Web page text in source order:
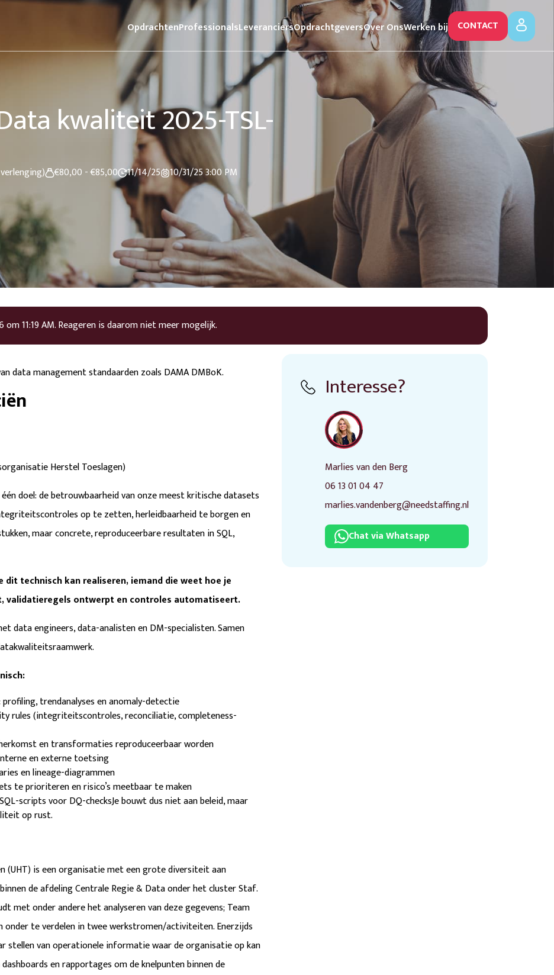
OpdrachtenProfessionalsLeveranciersOpdrachtgeversOver OnsWerken bij CONTACT
kwaliteit 2025-TSL-
€80,00 - €85,00 11/14/25 10/31/253:00 PM
om11:19 AM. Reageren is daarom niet meer mogelijk.
data management standaarden zoals DAMA DMBoK.
Herstel Toeslagen)
doel: de betrouwbaarheid van onze meest kritische datasets
op te zetten, herleidbaarheid te borgen en
maar concrete, reproduceerbare resultaten in SQL,
dit technisch kan realiseren, iemand die weet hoe je
validatieregels ontwerpt en controles automatiseert.
data engineers, data-analisten en DM-specialisten. Samen
trendanalyses en anomaly-detectie
rules (integriteitscontroles, reconciliatie, completeness-
en transformaties reproduceerbaar worden
en externe toetsing
en lineage-diagrammen
te prioriteren en risico’s meetbaar te maken
scripts voor DQ-checksJe bouwt dus niet aan beleid, maar
op rust.
(UHT) is een organisatie met een grote diversiteit aan
de afdeling Centrale Regie & Data onder het cluster Staf.
met onder andere het analyseren van deze gegevens; Team
te verdelen in twee werkstromen/activiteiten. Enerzijds
stellen van operationele informatie waar de organisatie op kan
en rapportages om de knelpunten binnen de
Interesse?
Marlies van den Berg
06 13 01 04 47
marlies.vandenberg@needstaffing.nl
Chat via Whatsapp